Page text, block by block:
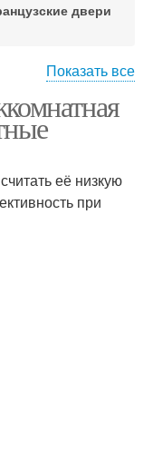
двери
двери
для гардероба
Показать все
её низкую
при